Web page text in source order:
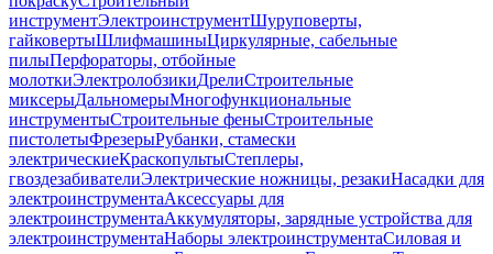
инструментЭлектроинструментШуруповерты,
гайковертыШлифмашиныЦиркулярные, сабельные
пилыПерфораторы, отбойные
молоткиЭлектролобзикиДрелиСтроительные
миксерыДальномерыМногофункциональные
инструментыСтроительные феныСтроительные
пистолетыФрезерыРубанки, стамески
электрическиеКраскопультыСтеплеры,
гвоздезабивателиЭлектрические ножницы, резакиНасадки для
электроинструментаАксессуары для
электроинструментаАккумуляторы, зарядные устройства для
электроинструментаНаборы электроинструментаСиловая и